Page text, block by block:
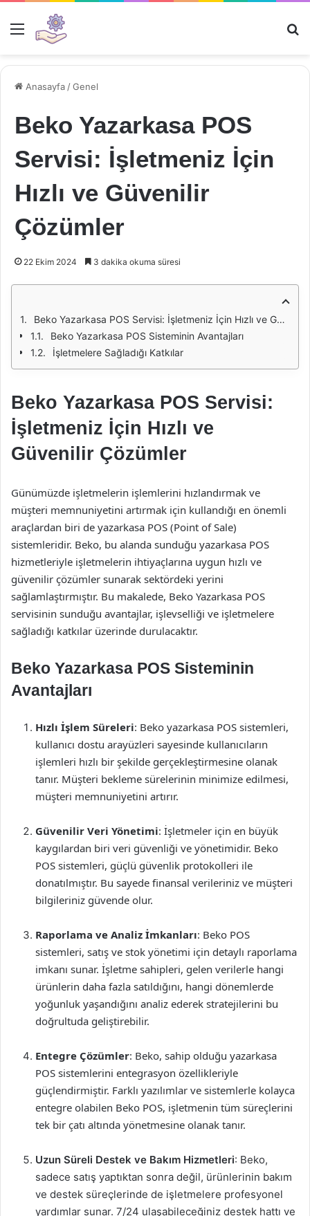
Menü
Anasayfa /Genel
Beko Yazarkasa POS
Servisi: İşletmeniz İçin
Hızlı ve Güvenilir
Çözümler
22 Ekim 2024 3 dakika okuma süresi
Beko Yazarkasa POS Servisi: İşletmeniz İçin Hızlı ve Güvenilir Çözümler
Beko Yazarkasa POS Sisteminin Avantajları
İşletmelere Sağladığı Katkılar
Beko Yazarkasa POS Servisi:
İşletmeniz İçin Hızlı ve
Güvenilir Çözümler
Günümüzde işletmelerin işlemlerini hızlandırmak ve
müşteri memnuniyetini artırmak için kullandığı en önemli
araçlardan biri de yazarkasa POS (Point of Sale)
sistemleridir. Beko, bu alanda sunduğu yazarkasa POS
hizmetleriyle işletmelerin ihtiyaçlarına uygun hızlı ve
güvenilir çözümler sunarak sektördeki yerini
sağlamlaştırmıştır. Bu makalede, Beko Yazarkasa POS
servisinin sunduğu avantajlar, işlevselliği ve işletmelere
sağladığı katkılar üzerinde durulacaktır.
Beko Yazarkasa POS Sisteminin
Avantajları
Hızlı İşlem Süreleri: Beko yazarkasa POS sistemleri,
kullanıcı dostu arayüzleri sayesinde kullanıcıların
işlemleri hızlı bir şekilde gerçekleştirmesine olanak
tanır. Müşteri bekleme sürelerinin minimize edilmesi,
müşteri memnuniyetini artırır.
Güvenilir Veri Yönetimi: İşletmeler için en büyük
kaygılardan biri veri güvenliği ve yönetimidir. Beko
POS sistemleri, güçlü güvenlik protokolleri ile
donatılmıştır. Bu sayede finansal verileriniz ve müşteri
bilgileriniz güvende olur.
Raporlama ve Analiz İmkanları: Beko POS
sistemleri, satış ve stok yönetimi için detaylı raporlama
imkanı sunar. İşletme sahipleri, gelen verilerle hangi
ürünlerin daha fazla satıldığını, hangi dönemlerde
yoğunluk yaşandığını analiz ederek stratejilerini bu
doğrultuda geliştirebilir.
Entegre Çözümler: Beko, sahip olduğu yazarkasa
POS sistemlerini entegrasyon özellikleriyle
güçlendirmiştir. Farklı yazılımlar ve sistemlerle kolayca
entegre olabilen Beko POS, işletmenin tüm süreçlerini
tek bir çatı altında yönetmesine olanak tanır.
Uzun Süreli Destek ve Bakım Hizmetleri: Beko,
sadece satış yaptıktan sonra değil, ürünlerinin bakım
ve destek süreçlerinde de işletmelere profesyonel
yardımlar sunar. 7/24 ulaşabileceğiniz destek hattı ve